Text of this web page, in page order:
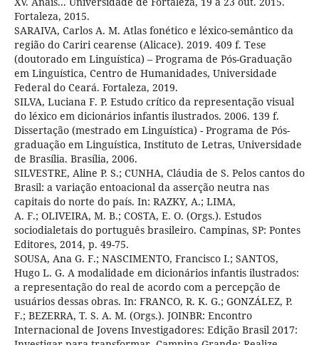
Fortaleza, 2015.
SARAIVA, Carlos A. M. Atlas fonético e léxico-semântico da
região do Cariri cearense (Alicace). 2019. 409 f. Tese
(doutorado em Linguística) – Programa de Pós-Graduação
em Linguística, Centro de Humanidades, Universidade
Federal do Ceará. Fortaleza, 2019.
SILVA, Luciana F. P. Estudo crítico da representação visual
do léxico em dicionários infantis ilustrados. 2006. 139 f.
Dissertação (mestrado em Linguística) - Programa de Pós-
graduação em Linguística, Instituto de Letras, Universidade
de Brasília. Brasília, 2006.
SILVESTRE, Aline P. S.; CUNHA, Cláudia de S. Pelos cantos do
Brasil: a variação entoacional da asserção neutra nas
capitais do norte do país. In: RAZKY, A.; LIMA,
A. F.; OLIVEIRA, M. B.; COSTA, E. O. (Orgs.). Estudos
sociodialetais do português brasileiro. Campinas, SP: Pontes
Editores, 2014, p. 49-75.
SOUSA, Ana G. F.; NASCIMENTO, Francisco I.; SANTOS,
Hugo L. G. A modalidade em dicionários infantis ilustrados:
a representação do real de acordo com a percepção de
usuários dessas obras. In: FRANCO, R. K. G.; GONZÁLEZ, P.
F.; BEZERRA, T. S. A. M. (Orgs.). JOINBR: Encontro
Internacional de Jovens Investigadores: Edição Brasil 2017: